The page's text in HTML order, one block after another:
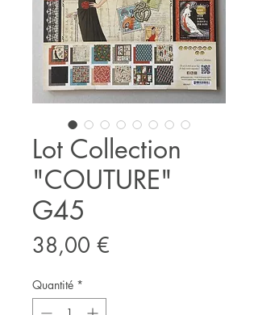
Lot Collection
"COUTURE"
G45
38,00 €
Quantité *